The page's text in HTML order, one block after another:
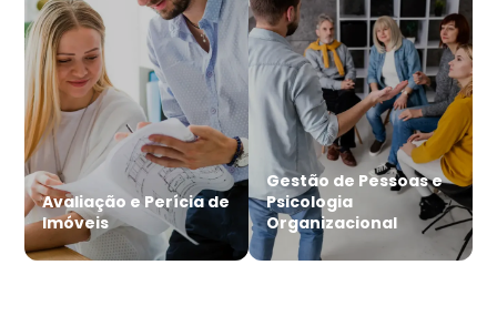
Avaliação e Perícia de
Imóveis
Gestão de Pessoas e
Psicologia
Organizacional